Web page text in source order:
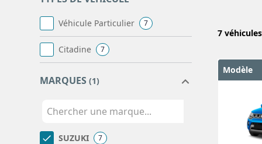
Véhicule Particulier 7
Citadine 7
MARQUES (1)
SUZUKI 7
7
Modèle